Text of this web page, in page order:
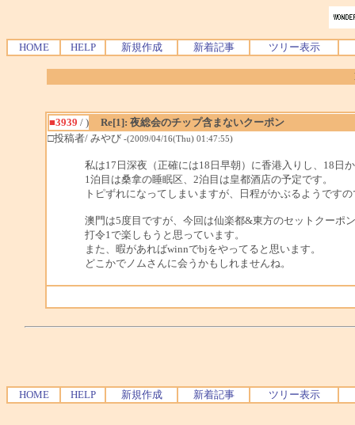
HOME HELP 新規作成 新着記事 ツリー表示
■3939 / )
Re[1]: 夜総会のチップ含まないクーポン
□投稿者/ みやび -(2009/04/16(Thu) 01:47:55)
私は17日深夜（正確には18日早朝）に香港入りし、18日
1泊目は桑拿の睡眠区、2泊目は皇都酒店の予定です。
トピずれになってしまいますが、日程がかぶるようですの
澳門は5度目ですが、今回は仙楽都&東方のセットクーポ
打令1で楽しもうと思っています。
また、暇があればwinnでbjをやってると思います。
どこかでノムさんに会うかもしれませんね。
HOME HELP 新規作成 新着記事 ツリー表示